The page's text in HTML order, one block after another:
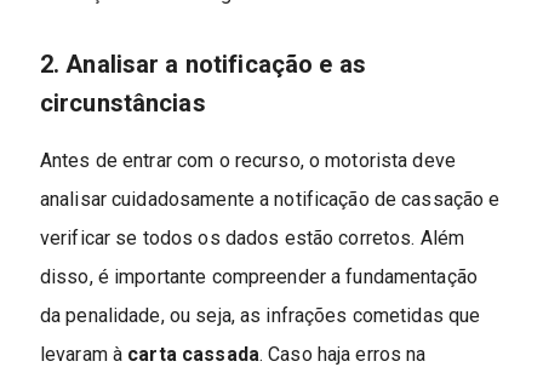
2. Analisar a notificação e as
circunstâncias
Antes de entrar com o recurso, o motorista deve
analisar cuidadosamente a notificação de cassação e
verificar se todos os dados estão corretos. Além
disso, é importante compreender a fundamentação
da penalidade, ou seja, as infrações cometidas que
levaram à carta cassada. Caso haja erros na